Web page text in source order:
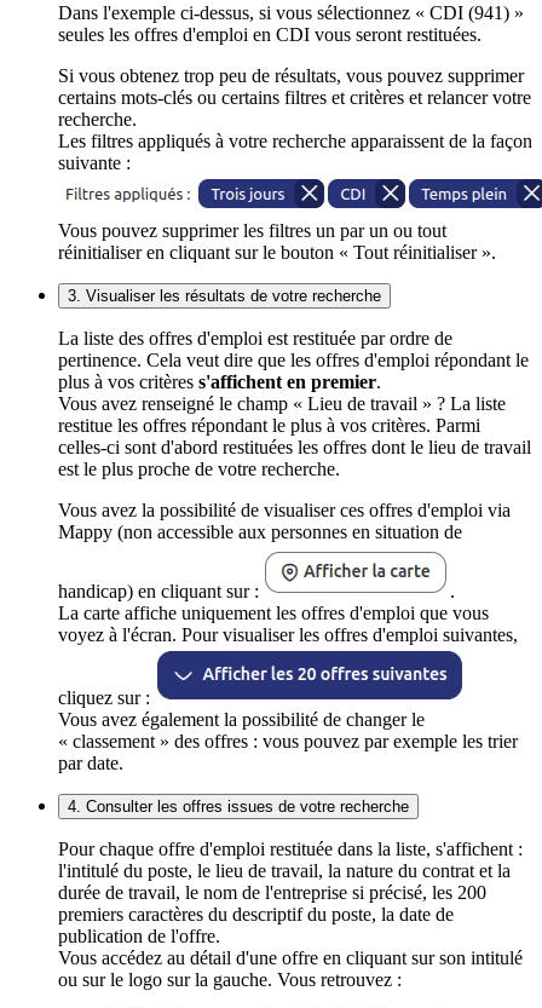
Dans l'exemple ci-dessus, si vous sélectionnez « CDI (941) »
seules les offres d'emploi en CDI vous seront restituées.
Si vous obtenez trop peu de résultats, vous pouvez supprimer
certains mots-clés ou certains filtres et critères et relancer votre
recherche.
Les filtres appliqués à votre recherche apparaissent de la façon
suivante :
Vous pouvez supprimer les filtres un par un ou tout
réinitialiser en cliquant sur le bouton « Tout réinitialiser ».
3. Visualiser les résultats de votre recherche
La liste des offres d'emploi est restituée par ordre de
pertinence. Cela veut dire que les offres d'emploi répondant le
plus à vos critères s'affichent en premier.
Vous avez renseigné le champ « Lieu de travail » ? La liste
restitue les offres répondant le plus à vos critères. Parmi
celles-ci sont d'abord restituées les offres dont le lieu de travail
est le plus proche de votre recherche.
Vous avez la possibilité de visualiser ces offres d'emploi via
Mappy (non accessible aux personnes en situation de
handicap) en cliquant sur :
.
La carte affiche uniquement les offres d'emploi que vous
voyez à l'écran. Pour visualiser les offres d'emploi suivantes,
cliquez sur :
Vous avez également la possibilité de changer le
« classement » des offres : vous pouvez par exemple les trier
par date.
4. Consulter les offres issues de votre recherche
Pour chaque offre d'emploi restituée dans la liste, s'affichent :
l'intitulé du poste, le lieu de travail, la nature du contrat et la
durée de travail, le nom de l'entreprise si précisé, les 200
premiers caractères du descriptif du poste, la date de
publication de l'offre.
Vous accédez au détail d'une offre en cliquant sur son intitulé
ou sur le logo sur la gauche. Vous retrouvez :